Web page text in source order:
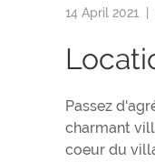
14 April 2021 |
Passez
charmant
coeur du